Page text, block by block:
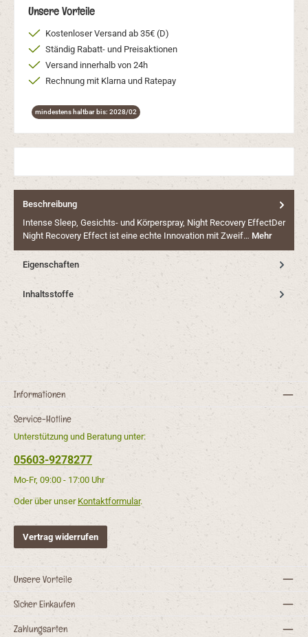
Unsere Vorteile
Kostenloser Versand ab 35€ (D)
Ständig Rabatt- und Preisaktionen
Versand innerhalb von 24h
Rechnung mit Klarna und Ratepay
mindestens haltbar bis: 2028/02
Beschreibung
Intense Sleep, Gesichts- und Körperspray, Night Recovery EffectDer
Night Recovery Effect ist eine echte Innovation mit Zweif… Mehr
Eigenschaften
Inhaltsstoffe
Informationen
Service-Hotline
Unterstützung und Beratung unter:
05603-9278277
Mo-Fr, 09:00 - 17:00 Uhr
Oder über unser Kontaktformular.
Vertrag widerrufen
Unsere Vorteile
Sicher Einkaufen
Zahlungsarten